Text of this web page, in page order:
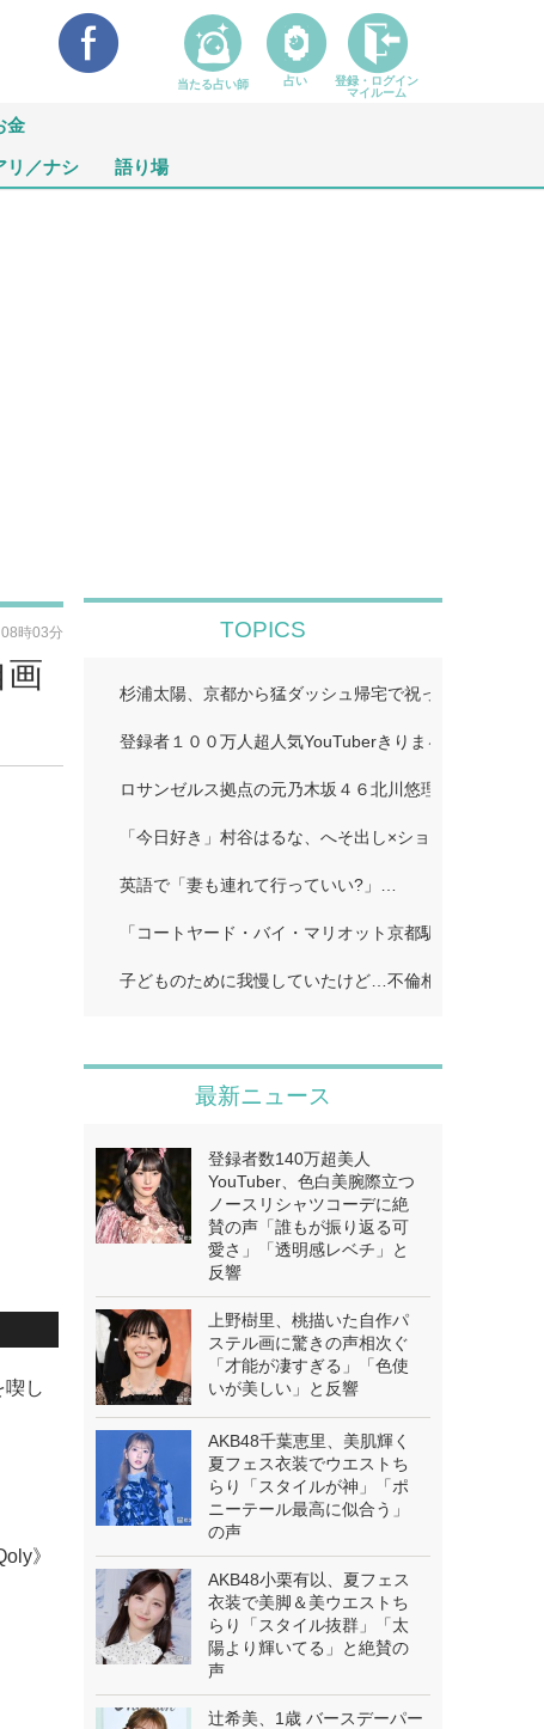
金
リ／ナシ 語り場
時03分
し
》
TOPICS
杉浦太陽、京都から猛ダッシュ帰宅で祝った夢空ちゃ
登録者１００万人超人気YouTuberきりまる、婚約者と
ロサンゼルス拠点の元乃木坂４６北川悠理、美肌輝く
「今日好き」村谷はるな、へそ出し×ショートパンツ
英語で「妻も連れて行っていい?」…
「コートヤード・バイ・マリオット京都駅」…
子どものために我慢していたけど…不倫相手に「離婚
最新ニュース
登録者数140万超美人
YouTuber、色白美腕際立つ
ノースリシャツコーデに絶
賛の声「誰もが振り返る可
愛さ」「透明感レベチ」と
反響
上野樹里、桃描いた自作パ
ステル画に驚きの声相次ぐ
「才能が凄すぎる」「色使
いが美しい」と反響
AKB48千葉恵里、美肌輝く
夏フェス衣装でウエストち
らり「スタイルが神」「ポ
ニーテール最高に似合う」
の声
AKB48小栗有以、夏フェス
衣装で美脚＆美ウエストち
らり「スタイル抜群」「太
陽より輝いてる」と絶賛の
声
辻希美、1歳 バースデーパー
当たる占い師 占い
登録・ログイン
マイルーム